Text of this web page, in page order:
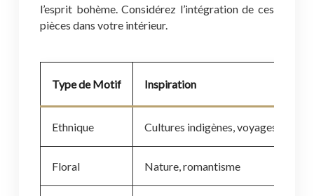
l’esprit bohème. Considérez l’intégration de ces
pièces dans votre intérieur.
Type de Motif Inspiration
Ethnique Cultures indigènes, voyages
Floral Nature, romantisme